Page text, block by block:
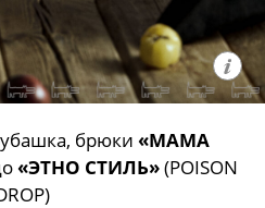
брюки «МАМА
«ЭТНО СТИЛЬ»(POISON